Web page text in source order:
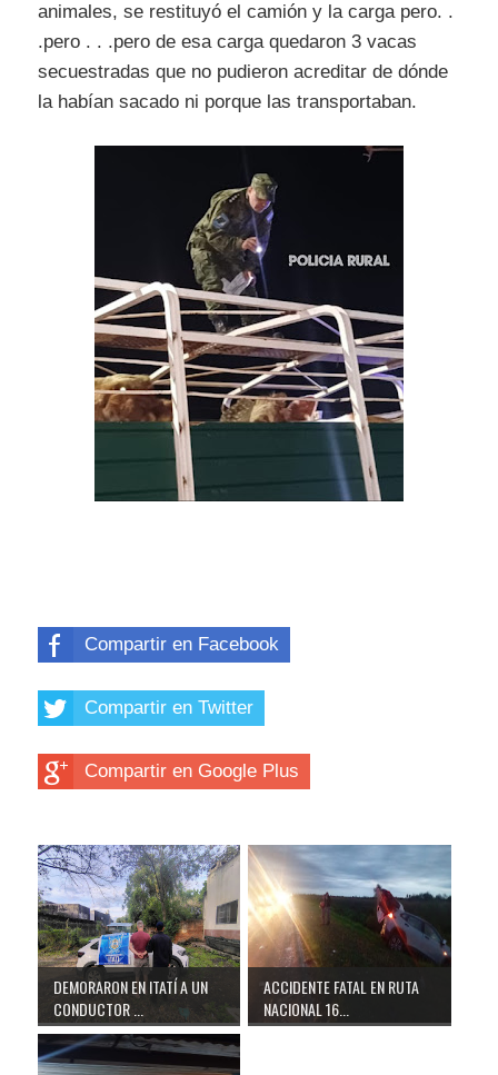
animales, se restituyó el camión y la carga pero. .
.pero . . .pero de esa carga quedaron 3 vacas
secuestradas que no pudieron acreditar de dónde
la habían sacado ni porque las transportaban.
Compartir en Facebook
Compartir en Twitter
Compartir en Google Plus
DEMORARON EN ITATÍ A UN
CONDUCTOR ...
ACCIDENTE FATAL EN RUTA
NACIONAL 16...